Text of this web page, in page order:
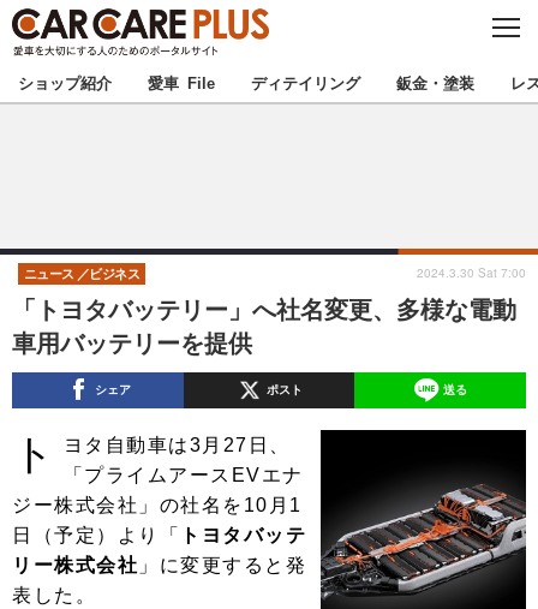
C
S
E
★カーケアプラス認定★ 厳選プロショップを地域から探す
甲信越 北陸
東海 関西
中国 四国
九州
注目の記事
ショップレポート 愛車 File
ストップ！不具合修理＆粗悪修理
ディテイリング
ディテイリング 洗車
鈑金・塗装
ショップ紹介 愛車 File ディテイリング 鈑金・塗装 レ
「トヨタバッテリー」へ社名変更、多様な電動
車用バッテリーを提供
ニュース ビジネス 2024.3.30 Sat 7:00
シェア ポスト 送る
ト
ヨタ自動車は3月27日、
「プライムアースEVエナ
ジー株式会社」の社名を10月1
日（予定）より「
トヨタバッテ
リー株式会社 」に変更すると発
表した。